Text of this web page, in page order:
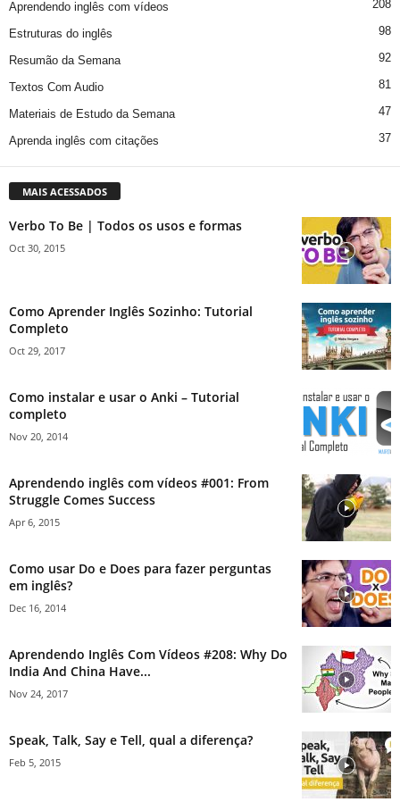
Aprendendo inglês com vídeos 208
Estruturas do inglês 98
Resumão da Semana 92
Textos Com Audio 81
Materiais de Estudo da Semana 47
Aprenda inglês com citações 37
MAIS ACESSADOS
Verbo To Be | Todos os usos e formas
Oct 30, 2015
Como Aprender Inglês Sozinho: Tutorial
Completo
Oct 29, 2017
Como instalar e usar o Anki – Tutorial
completo
Nov 20, 2014
Aprendendo inglês com vídeos #001: From
Struggle Comes Success
Apr 6, 2015
Como usar Do e Does para fazer perguntas
em inglês?
Dec 16, 2014
Aprendendo Inglês Com Vídeos #208: Why Do
India And China Have...
Nov 24, 2017
Speak, Talk, Say e Tell, qual a diferença?
Feb 5, 2015